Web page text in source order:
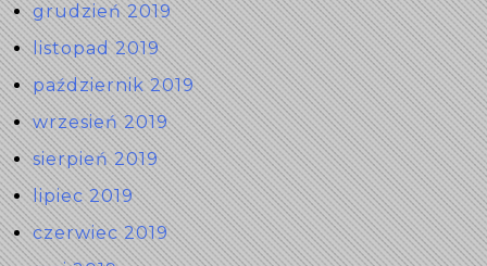
grudzień 2019
listopad 2019
październik 2019
wrzesień 2019
sierpień 2019
lipiec 2019
czerwiec 2019